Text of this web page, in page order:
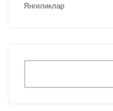
Янгиликлар